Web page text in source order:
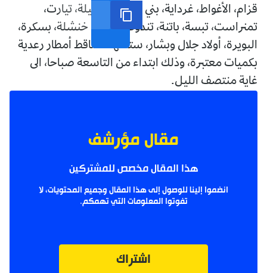
قزام، الأغواط، غرداية، بني عباس، المسيلة، تيارت،
تمنراست، تبسة، باتنة، تندوف، الجلفة، خنشلة، بسكرة،
البويرة، أولاد جلال وبشار، ستشهد تساقط أمطار رعدية
بكميات معتبرة، وذلك ابتداء من التاسعة صباحا، الى
غاية منتصف الليل.
مقال مؤرشف
هذا المقال مخصص للمشتركين
انضموا إلينا للوصول إلى هذا المقال وجميع المحتويات، لا
تفوتوا المعلومات التي تهمكم.
اشتراك